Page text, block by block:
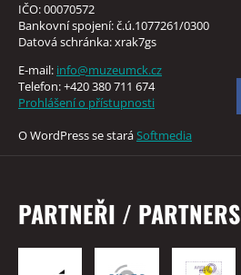
IČO: 00070572
Bankovní spojení: č.ú.1077261/0300
Datová schránka: xrak7gs
E-mail: info@muzeumck.cz
Telefon: +420 380 711 674
Prohlášení o přístupnosti
O WordPress se staráSoftmedia
PARTNEŘI / PARTNERS